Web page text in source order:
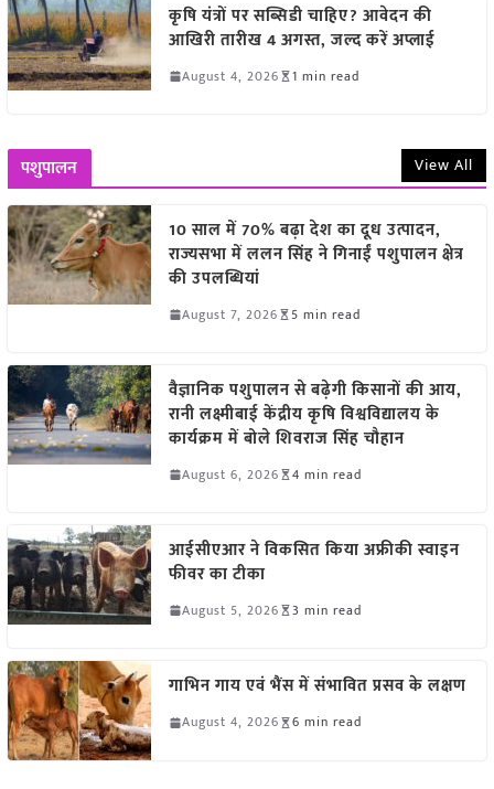
कृषि यंत्रों पर सब्सिडी चाहिए? आवेदन की
आखिरी तारीख 4 अगस्त, जल्द करें अप्लाई
August 4, 2026 1 min read
पशुपालन View All
10 साल में 70% बढ़ा देश का दूध उत्पादन,
राज्यसभा में ललन सिंह ने गिनाईं पशुपालन क्षेत्र
की उपलब्धियां
August 7, 2026 5 min read
वैज्ञानिक पशुपालन से बढ़ेगी किसानों की आय,
रानी लक्ष्मीबाई केंद्रीय कृषि विश्वविद्यालय के
कार्यक्रम में बोले शिवराज सिंह चौहान
August 6, 2026 4 min read
आईसीएआर ने विकसित किया अफ्रीकी स्वाइन
फीवर का टीका
August 5, 2026 3 min read
गाभिन गाय एवं भैंस में संभावित प्रसव के लक्षण
August 4, 2026 6 min read